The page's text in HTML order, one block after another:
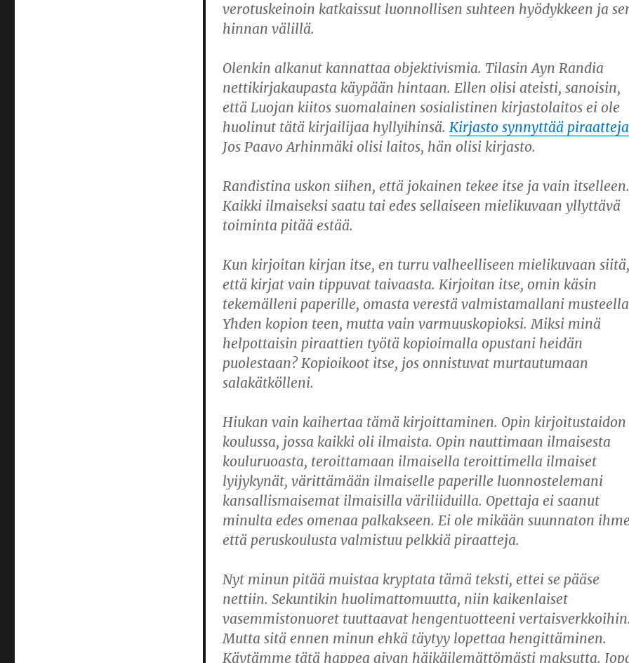
verotuskeinoin katkaissut luonnollisen suhteen hyödykkeen ja
hinnan välillä.
Olenkin alkanut kannattaa objektivismia. TilasinAyn Randia
nettikirjakaupasta käypään hintaan. Ellen olisi ateisti, sanoisin,
että Luojan kiitos suomalainen sosialistinen kirjastolaitos ei ole
huolinut tätä kirjailijaa hyllyihinsä. Kirjasto synnyttää piraatteja
Jos Paavo Arhinmäkiolisi laitos, hän olisi kirjasto.
Randistina uskon siihen, että jokainen tekee itse ja vain itselleen.
Kaikki ilmaiseksi saatu tai edes sellaiseen mielikuvaan yllyttävä
toiminta pitää estää.
Kun kirjoitan kirjan itse, en turru valheelliseen mielikuvaan siitä,
että kirjat vain tippuvat taivaasta. Kirjoitan itse, omin käsin
tekemälleni paperille, omasta verestä valmistamallani
Yhden kopion teen, mutta vain varmuuskopioksi. Miksi minä
helpottaisin piraattien työtä kopioimalla opustani heidän
puolestaan? Kopioikoot itse, jos onnistuvat murtautumaan
salakätkölleni.
Hiukan vain kaihertaa tämä kirjoittaminen. Opin kirjoitustaidon
koulussa, jossa kaikki oli ilmaista. Opin nauttimaan ilmaisesta
kouluruoasta, teroittamaan ilmaisella teroittimella ilmaiset
lyijykynät, värittämään ilmaiselle paperille luonnostelemani
kansallismaisemat ilmaisilla väriliiduilla. Opettaja ei saanut
minulta edes omenaa palkakseen. Ei ole mikään suunnaton
että peruskoulusta valmistuu pelkkiä piraatteja.
Nyt minun pitää muistaa kryptata tämä teksti, ettei se pääse
nettiin. Sekuntikin huolimattomuutta, niin kaikenlaiset
vasemmistonuoret tuuttaavat hengentuotteeni
Mutta sitä ennen minun ehkä täytyy lopettaa hengittäminen.
Käytämme tätä happea aivan häikäilemättömästi maksutta.